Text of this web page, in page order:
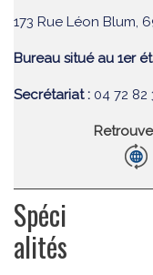
173 Rue Léon Blum,
Bureau situé au 1er
Secrétariat : 04 72 82
Spéci
alités